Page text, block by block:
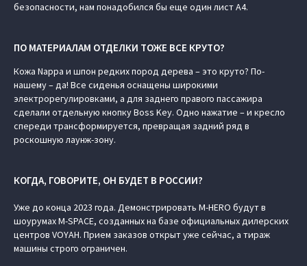
безопасности, нам понадобился бы еще один лист А4.
ПО МАТЕРИАЛАМ ОТДЕЛКИ ТОЖЕ ВСЕ КРУТО?
Кожа Nappa и шпон редких пород дерева – это круто? По-
нашему – да! Все сиденья оснащены широкими
электрорегулировками, а для заднего правого пассажира
сделали отдельную кнопку Boss Key. Одно нажатие – и кресло
спереди трансформируется, превращая задний ряд в
роскошную лаунж-зону.
КОГДА, ГОВОРИТЕ, ОН БУДЕТ В РОССИИ?
Уже до конца 2023 года. Демонстрировать M‑HERO будут в
шоурумах M-SPACE, созданных на базе официальных дилерских
центров VOYAH. Прием заказов открыт уже сейчас, а тираж
машины строго ограничен.